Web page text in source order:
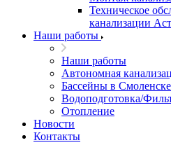
Техническое
канализации
Наши работы
Наши работы
Автономная
Бассейны в Смоленске
Водоподготовка/
Отопление
Новости
Контакты